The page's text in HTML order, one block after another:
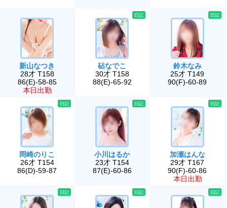
新山なつき
28才 T158
86(E)-58-85
本日出勤
砧なでこ
30才 T158
88(E)-65-92
日記
鈴木なみ
25才 T149
90(F)-60-89
日記
岡崎のりこ
26才 T154
86(D)-59-87
日記
小川はるか
23才 T154
87(E)-60-86
日記
加瀬はんな
29才 T167
90(F)-60-86
本日出勤
日記
日記 日記 日記